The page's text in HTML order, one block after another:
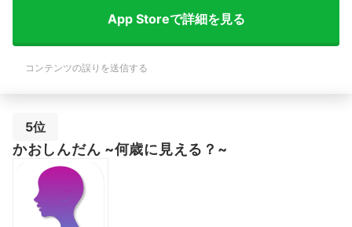
App Storeで詳細を見る
コンテンツの誤りを送信する
5位
かおしんだん ~何歳に見える？~